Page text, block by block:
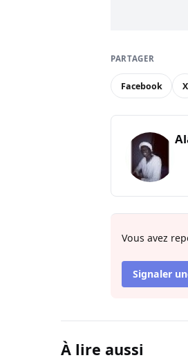
PARTAGER
Facebook X
Vous avez
Signaler
À lire aussi